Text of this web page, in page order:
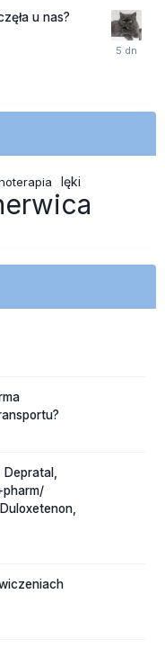
u nas?
lęki
Depratal,